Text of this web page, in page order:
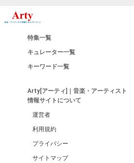
特集一覧
キュレーター一覧
キーワード一覧
Arty[アーティ]｜音楽・アーティスト
情報サイトについて
運営者
利用規約
プライバシー
サイトマップ